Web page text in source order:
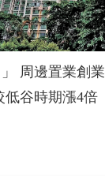
創業 地產業：目前「一
租金較低谷時期漲4倍